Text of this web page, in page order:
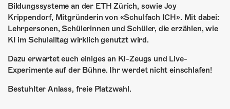
Bildungssysteme an der ETH Zürich, sowie Joy
Krippendorf, Mitgründerin von «Schulfach ICH». Mit dabei:
Lehrpersonen, Schülerinnen und Schüler, die erzählen, wie
KI im Schulalltag wirklich genutzt wird.
Dazu erwartet euch einiges an KI-Zeugs und Live-
Experimente auf der Bühne. Ihr werdet nicht einschlafen!
Bestuhlter Anlass, freie Platzwahl.